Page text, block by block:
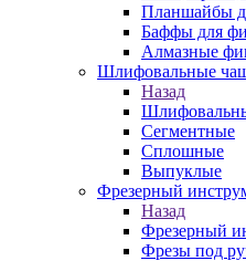
Планшайбы
Баффы для
Алмазные
Шлифовальные
Назад
Сегментные
Сплошные
Выпуклые
Фрезерный
Назад
Фрезерный
Фрезы под